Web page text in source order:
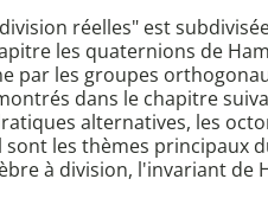
réelles" est
les quaternions de
par les groupes
dans le chapitre
alternatives, les
les thèmes principaux
à division, l'invariant